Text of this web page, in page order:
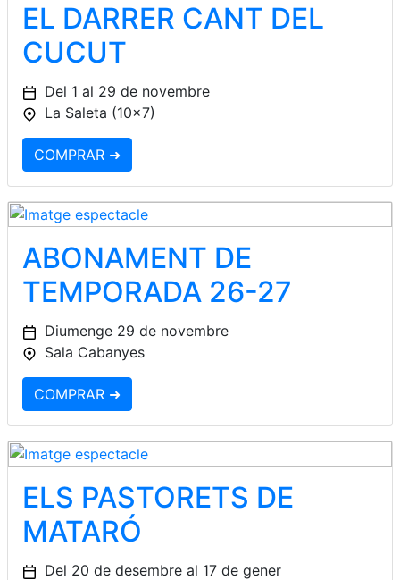
EL DARRER CANT DEL
CUCUT
Del 1 al 29 de novembre
La Saleta (10x7)
COMPRAR ➜
ABONAMENT DE
TEMPORADA 26-27
Diumenge 29 de novembre
Sala Cabanyes
COMPRAR ➜
ELS PASTORETS DE
MATARÓ
Del 20 de desembre al 17 de gener